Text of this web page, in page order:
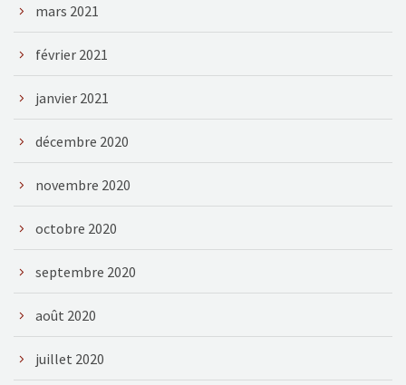
mars 2021
février 2021
janvier 2021
décembre 2020
novembre 2020
octobre 2020
septembre 2020
août 2020
juillet 2020